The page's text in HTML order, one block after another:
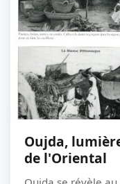
Oujda,
de l'Oriental